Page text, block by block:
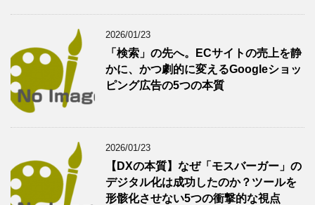
2026/01/23
「検索」の先へ。ECサイトの売上を静
かに、かつ劇的に変えるGoogleショッ
ピング広告の5つの本質
2026/01/23
【DXの本質】なぜ「モスバーガー」の
デジタル化は成功したのか？ツールを
形骸化させない5つの衝撃的な視点